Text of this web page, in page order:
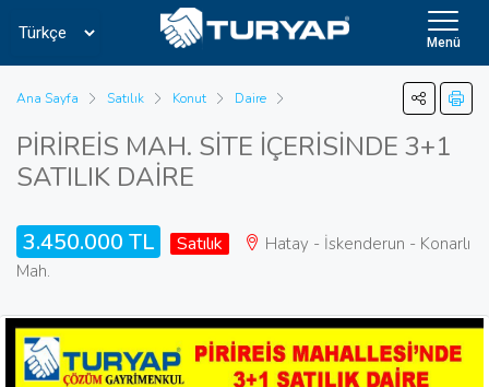
Menü
Ana Sayfa Satılık Konut Daire
PİRİREİS MAH. SİTE İÇERİSİNDE 3+1
SATILIK DAİRE
3.450.000 TL Satılık
Hatay - İskenderun - Konarlı
Mah.